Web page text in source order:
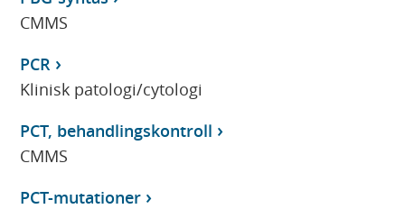
CMMS
PCR
Klinisk patologi/cytologi
PCT, behandlingskontroll
CMMS
PCT-mutationer